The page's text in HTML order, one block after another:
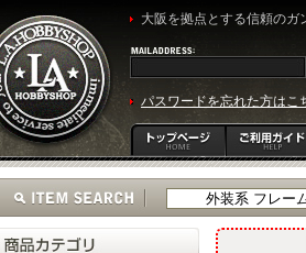
大阪を拠点とする信頼のガ
パスワードを忘れた方はこ